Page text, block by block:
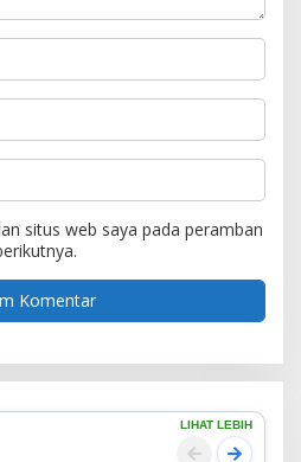
situs web saya pada peramban
LIHAT LEBIH